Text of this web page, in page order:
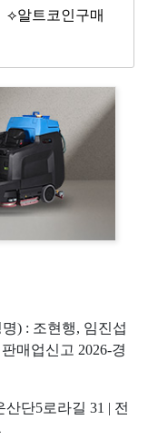
) : 조현행, 임진섭
매업신고 2026-경
단5로라길 31 | 전